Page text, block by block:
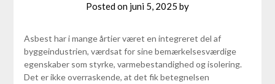
Posted on juni 5, 2025 by
Asbest har i mange årtier været en integreret del af
byggeindustrien, værdsat for sine bemærkelsesværdige
egenskaber som styrke, varmebestandighed og isolering.
Det er ikke overraskende, at det fik betegnelsen